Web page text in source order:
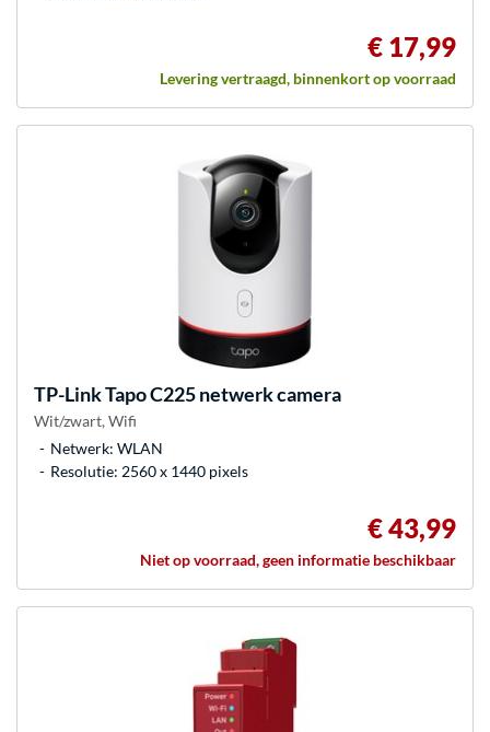
€ 17,99
Levering vertraagd, binnenkort op voorraad
TP-LinkTapo C225 netwerk camera
Wit/zwart, Wifi
Netwerk: WLAN
Resolutie: 2560 x 1440 pixels
€ 43,99
Niet op voorraad, geen informatie beschikbaar